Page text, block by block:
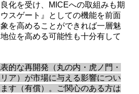
化を受け、MICEへの取組みも期
スゲート』としての機能を前面
を高めることができれば一層魅
位を高める可能性も十分有して
的な再開発（丸の内・虎ノ門・
ア）が市場に与える影響につい
す（有償）。ご関心のある方は